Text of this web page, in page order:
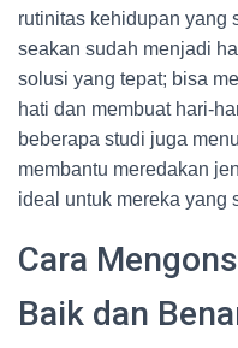
rutinitas kehidupan yang
seakan sudah menjadi
solusi yang tepat; bisa
hati dan membuat hari-
beberapa studi juga
membantu meredakan
ideal untuk mereka yang
Cara
Baik dan